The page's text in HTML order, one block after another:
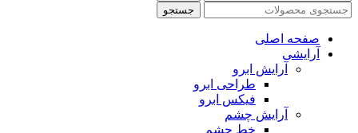
جستجو
صفحه اصلی
آرایشی
آرايش ابرو
طراحی ابرو
فیکس ابرو
آرايش چشم
خط چشم